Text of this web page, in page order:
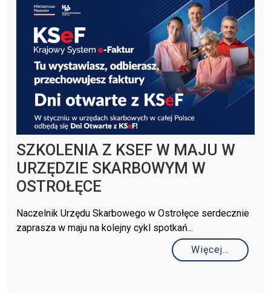
SZKOLENIA Z KSEF W MAJU W
URZĘDZIE SKARBOWYM W
OSTROŁĘCE
Naczelnik Urzędu Skarbowego w Ostrołęce serdecznie
zaprasza w maju na kolejny cykl spotkań...
Więcej…